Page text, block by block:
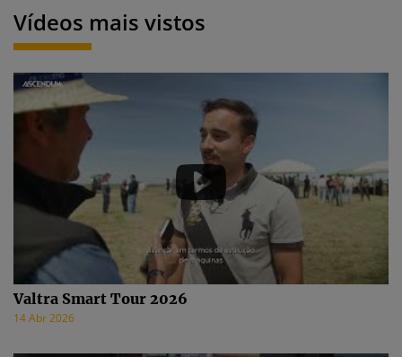
Vídeos mais vistos
Valtra Smart Tour 2026
14 Abr 2026